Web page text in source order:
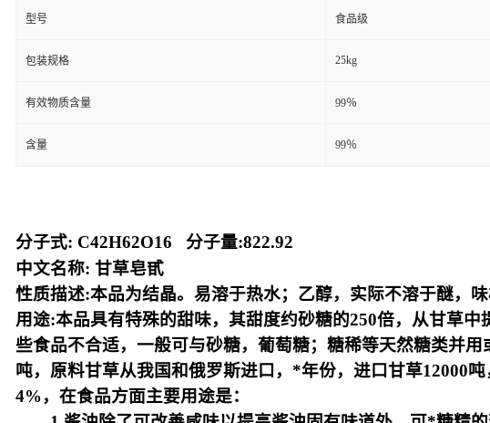
型号 食品级
包装规格 25kg
有效物质含量 99％
含量 99％
分子式: C42H62O16 分子量:822.92
中文名称: 甘草皂甙
性质描述:本品为结晶。易溶于热水；乙醇，实际不溶于醚，味
用途:本品具有特殊的甜味，其甜度约砂糖的250倍，从甘草
些食品不合适，一般可与砂糖，葡萄糖；糖稀等天然糖类并
吨，原料甘草从我国和俄罗斯进口，*年份，进口甘草12000
4%，在食品方面主要用途是：